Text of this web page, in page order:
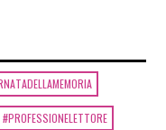
#PROFESSIONELETTORE